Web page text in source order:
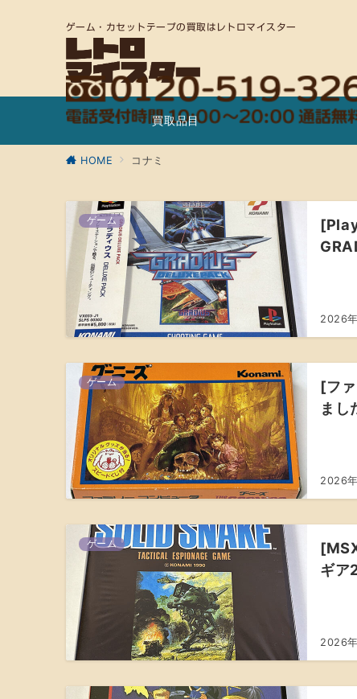
ゲーム・カセットテープの買取はレトロマイスター
買取品目
HOME コナミ
ゲーム
2026
ゲーム
[フ
まし
2026
ゲーム
ギア
2026